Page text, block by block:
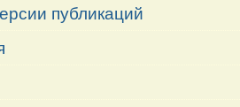
публикаций